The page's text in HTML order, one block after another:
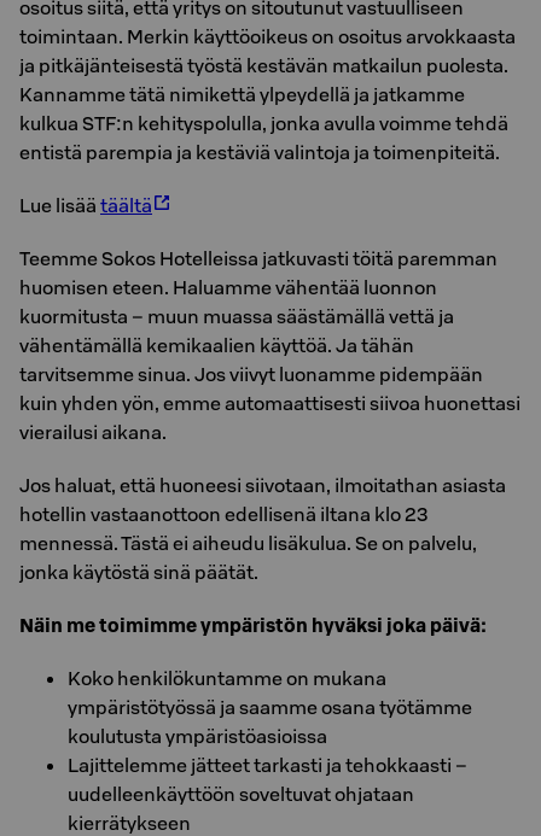
osoitus siitä, että yritys on sitoutunut vastuulliseen
toimintaan. Merkin käyttöoikeus on osoitus arvokkaasta
ja pitkäjänteisestä työstä kestävän matkailun puolesta.
Kannamme tätä nimikettä ylpeydellä ja jatkamme
kulkua STF:n kehityspolulla, jonka avulla voimme tehdä
entistä parempia ja kestäviä valintoja ja toimenpiteitä.
Lue lisää täältä
Teemme Sokos Hotelleissa jatkuvasti töitä paremman
huomisen eteen. Haluamme vähentää luonnon
kuormitusta – muun muassa säästämällä vettä ja
vähentämällä kemikaalien käyttöä. Ja tähän
tarvitsemme sinua. Jos viivyt luonamme pidempään
kuin yhden yön, emme automaattisesti siivoa huonettasi
vierailusi aikana.
Jos haluat, että huoneesi siivotaan, ilmoitathan asiasta
hotellin vastaanottoon edellisenä iltana klo 23
mennessä. Tästä ei aiheudu lisäkulua. Se on palvelu,
jonka käytöstä sinä päätät.
Näin me toi­mim­me ym­pä­ris­tön hy­väk­si joka päivä:
Koko henkilökuntamme on mukana
ympäristötyössä ja saamme osana työtämme
koulutusta ympäristöasioissa
Lajittelemme jätteet tarkasti ja tehokkaasti –
uudelleenkäyttöön soveltuvat ohjataan
kierrätykseen